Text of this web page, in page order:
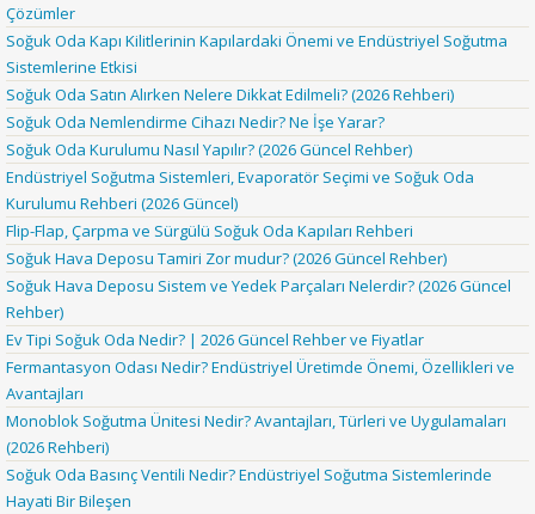
Çözümler
Soğuk Oda Kapı Kilitlerinin Kapılardaki Önemi ve Endüstriyel Soğutma
Sistemlerine Etkisi
Soğuk Oda Satın Alırken Nelere Dikkat Edilmeli? (2026 Rehberi)
Soğuk Oda Nemlendirme Cihazı Nedir? Ne İşe Yarar?
Soğuk Oda Kurulumu Nasıl Yapılır? (2026 Güncel Rehber)
Endüstriyel Soğutma Sistemleri, Evaporatör Seçimi ve Soğuk Oda
Kurulumu Rehberi (2026 Güncel)
Flip-Flap, Çarpma ve Sürgülü Soğuk Oda Kapıları Rehberi
Soğuk Hava Deposu Tamiri Zor mudur? (2026 Güncel Rehber)
Soğuk Hava Deposu Sistem ve Yedek Parçaları Nelerdir? (2026 Güncel
Rehber)
Ev Tipi Soğuk Oda Nedir? | 2026 Güncel Rehber ve Fiyatlar
Fermantasyon Odası Nedir? Endüstriyel Üretimde Önemi, Özellikleri ve
Avantajları
Monoblok Soğutma Ünitesi Nedir? Avantajları, Türleri ve Uygulamaları
(2026 Rehberi)
Soğuk Oda Basınç Ventili Nedir? Endüstriyel Soğutma Sistemlerinde
Hayati Bir Bileşen